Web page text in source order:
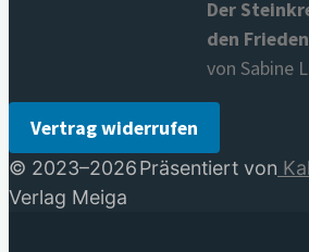
Der
den Frieden
von Sabine
Vertrag widerrufen
Präsentiert von
© 2023–2026
Verlag Meiga